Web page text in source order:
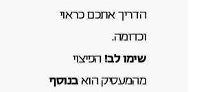
הדריך אתכם כראוי
וכדומה.
שימו לב! הפיצוי
מהמעסיק הואבנוסף